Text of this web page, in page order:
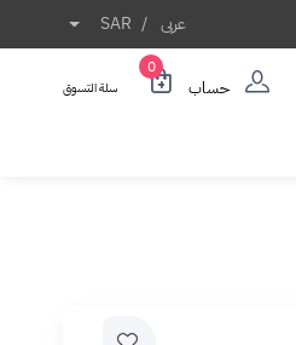
عربى /
SAR
حساب
0
سلة التسوق